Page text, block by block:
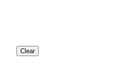
Clear